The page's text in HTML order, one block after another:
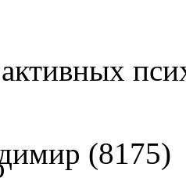
(8175)